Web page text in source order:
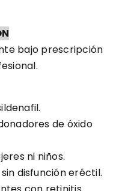
bajo prescripción
de óxido
ni niños.
disfunción eréctil.